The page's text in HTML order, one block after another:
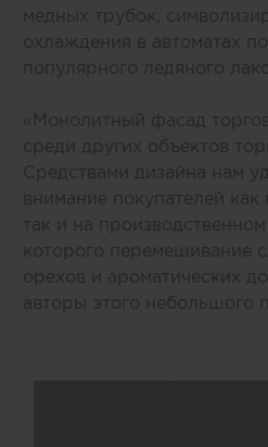
медных трубок,
охлаждения в автоматах
популярного ледяного
«Монолитный фасад
среди других объектов
Средствами дизайна нам
внимание покупателей как
так и на
которого перемешивание
орехов и ароматических
авторы этого небольшого